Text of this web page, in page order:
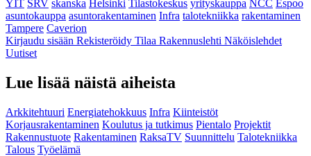
YIT SRV skanska Helsinki Tilastokeskus yrityskauppa NCC Espoo
asuntokauppa asuntorakentaminen Infra talotekniikka rakentaminen
Tampere Caverion
Kirjaudu sisään Rekisteröidy Tilaa Rakennuslehti Näköislehdet
Uutiset
Lue lisää näistä aiheista
Arkkitehtuuri Energiatehokkuus Infra Kiinteistöt
Korjausrakentaminen Koulutus ja tutkimus Pientalo Projektit
Rakennustuote Rakentaminen RaksaTV Suunnittelu Talotekniikka
Talous Työelämä